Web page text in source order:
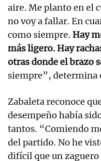
aire. Me planto en el
no voy a fallar. En
como siempre. Hay
más ligero. Hay
otras donde el brazo
siempre”, determina
Zabaleta reconoce
desempeño había
tantos. “Comiendo
del partido. No he
difícil que un zaguero